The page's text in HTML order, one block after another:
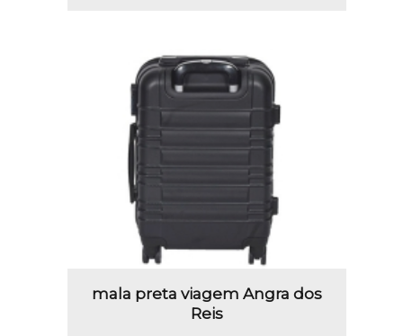
mala preta viagem Angra dos
Reis